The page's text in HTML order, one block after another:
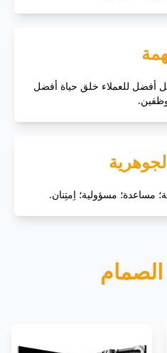
أفضل للعملاء خلق حياة أفضل
مساعدة؛ مسؤولية؛ اِمتِنان.